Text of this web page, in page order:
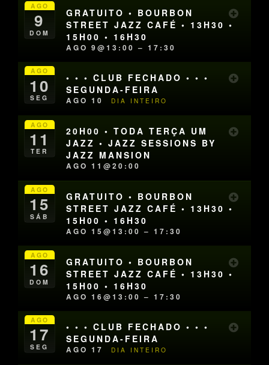
AGO
9
DOM
GRATUITO • BOURBON
STREET JAZZ CAFÉ • 13H30 •
15H00 • 16H30
AGO 9@13:00 – 17:30
AGO
10
SEG
• • • CLUB FECHADO • • •
SEGUNDA-FEIRA
AGO 10 DIA INTEIRO
AGO
11
TER
20H00 • TODA TERÇA UM
JAZZ • JAZZ SESSIONS BY
JAZZ MANSION
AGO 11@20:00
AGO
15
SÁB
GRATUITO • BOURBON
STREET JAZZ CAFÉ • 13H30 •
15H00 • 16H30
AGO 15@13:00 – 17:30
AGO
16
DOM
GRATUITO • BOURBON
STREET JAZZ CAFÉ • 13H30 •
15H00 • 16H30
AGO 16@13:00 – 17:30
AGO
17
SEG
• • • CLUB FECHADO • • •
SEGUNDA-FEIRA
AGO 17 DIA INTEIRO